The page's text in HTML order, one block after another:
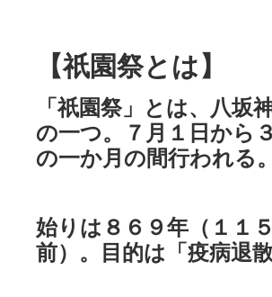
【祇園祭とは】
「祇園祭」とは、八坂
の一つ。７月１日から
の一か月の間行われる。
始りは８６９年（１１
前）。目的は「疫病退散